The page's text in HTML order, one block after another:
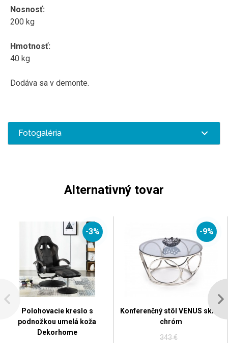
Nosnosť:
200 kg
Hmotnosť:
40 kg
Dodáva sa v demonte.
Fotogaléria
Alternativný tovar
-3%
Polohovacie kreslo s
podnožkou umelá koža
Dekorhome
-9%
Konferenčný stôl VENUS sklo /
chróm
343 €